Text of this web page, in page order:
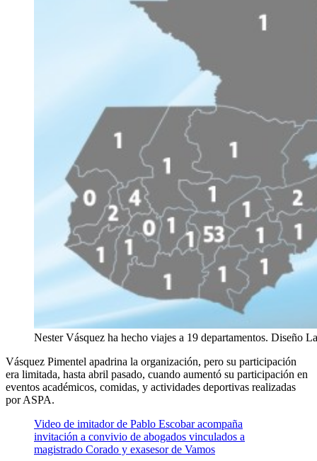
Nester Vásquez ha hecho viajes a 19 departamentos. Diseño
Vásquez Pimentel apadrina la organización, pero su participación
era limitada, hasta abril pasado, cuando aumentó su participación en
eventos académicos, comidas, y actividades deportivas realizadas
por ASPA.
Video de imitador de Pablo Escobar acompaña
invitación a convivio de abogados vinculados a
magistrado Corado y exasesor de Vamos